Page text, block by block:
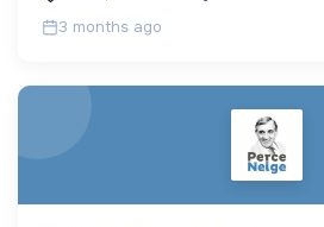
3 months ago